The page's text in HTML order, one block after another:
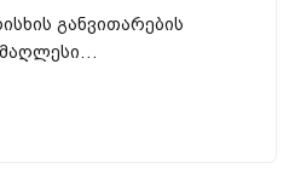
აკრედიტაცია 7 წლის
განვითარების
აკრედი...